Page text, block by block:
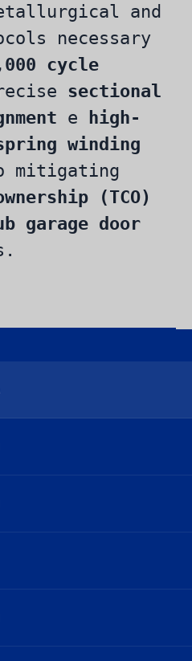
and
necessary
cycle
sectional
e high-
winding
(TCO)
garage door